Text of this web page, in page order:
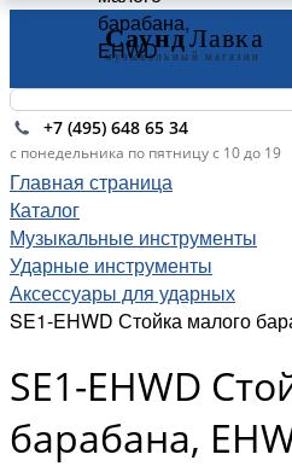
+7 (495) 648 65 34
с понедельника по пятницу с 10 до 19
Главная страница
Каталог
Музыкальные инструменты
Ударные инструменты
Аксессуары для ударных
SE1-EHWD Стойка малого
SE1-EHWD
барабана,
барабана,
EHWD